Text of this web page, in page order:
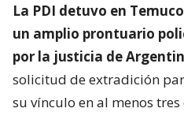
La PDI detuvo en
un amplio prontuario
por la justicia de
solicitud de extradición
su vínculo en al menos